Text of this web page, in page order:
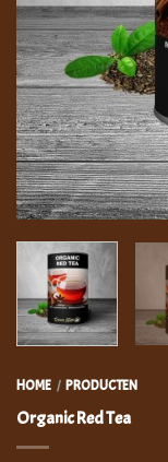
HOME / PRODUCTEN
Organic Red Tea